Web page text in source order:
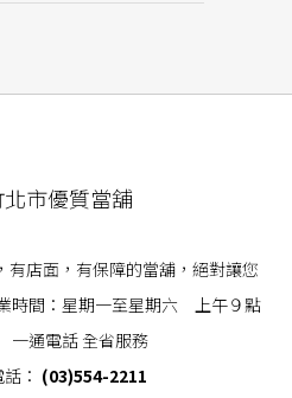
市優質當舖
有店面，有保障的當舖，絕對讓您
間：星期一至星期六 上午９點
通電話 全省服務
： (03)554-2211